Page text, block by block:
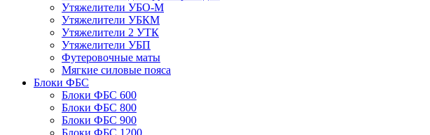
Утяжелители УБО-М
Утяжелители УБКМ
Утяжелители 2 УТК
Утяжелители УБП
Футеровочные маты
Мягкие силовые пояса
Блоки ФБС
Блоки ФБС 600
Блоки ФБС 800
Блоки ФБС 900
Блоки ФБС 1200